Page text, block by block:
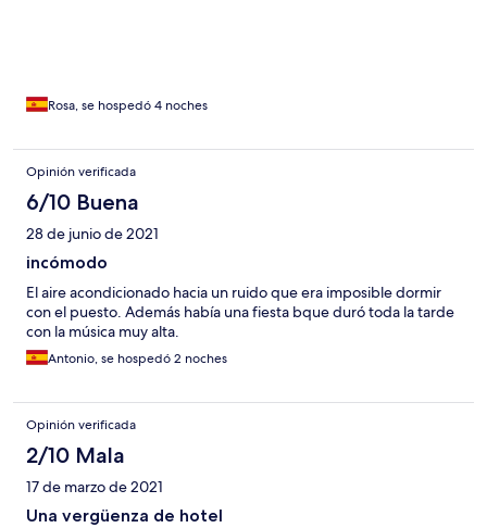
Rosa, se hospedó 4 noches
Opinión verificada
6/10 Buena
28 de junio de 2021
incómodo
El aire acondicionado hacia un ruido que era imposible dormir
con el puesto. Además había una fiesta bque duró toda la tarde
con la música muy alta.
Antonio, se hospedó 2 noches
Opinión verificada
2/10 Mala
17 de marzo de 2021
Una vergüenza de hotel